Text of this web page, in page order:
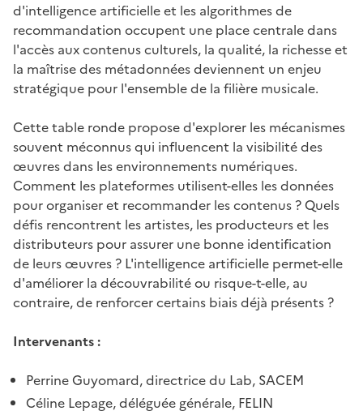
d'intelligence artificielle et les algorithmes de
recommandation occupent une place centrale dans
l'accès aux contenus culturels, la qualité, la richesse et
la maîtrise des métadonnées deviennent un enjeu
stratégique pour l'ensemble de la filière musicale.
Cette table ronde propose d'explorer les mécanismes
souvent méconnus qui influencent la visibilité des
œuvres dans les environnements numériques.
Comment les plateformes utilisent-elles les données
pour organiser et recommander les contenus ? Quels
défis rencontrent les artistes, les producteurs et les
distributeurs pour assurer une bonne identification
de leurs œuvres ? L'intelligence artificielle permet-elle
d'améliorer la découvrabilité ou risque-t-elle, au
contraire, de renforcer certains biais déjà présents ?
Intervenants :
Perrine Guyomard, directrice du Lab, SACEM
Céline Lepage, déléguée générale, FELIN